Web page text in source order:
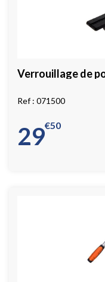
Verrouillage de
071500
29 50
€